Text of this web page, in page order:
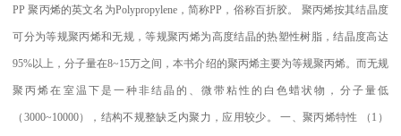
PP聚丙烯的英文名为Polypropylene，简称PP ，俗称百折胶。 聚丙烯按其结晶度
可分为等规聚丙烯和无规，等规聚丙烯为高度结晶的热塑性树脂，结晶度高达
95%以上，分子量在8~15万之间，本书介绍的聚丙烯主要为等规聚丙烯。而无规
聚丙烯在室温下是一种非结晶的、微带粘性的白色蜡状物，分子量低
（ 3000~10000），结构不规整缺乏内聚力，应用较少。一、聚丙烯特性 （ 1 ）